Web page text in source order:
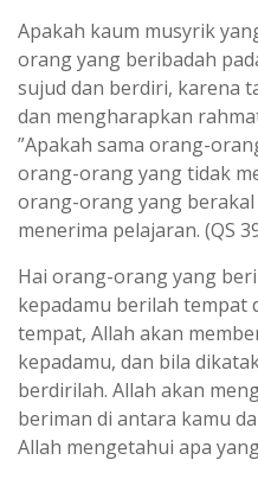
Apakah kaum musyrik
orang yang beribadah
sujud dan berdiri, karena
dan mengharapkan
”Apakah sama orang-
orang-orang yang tidak
orang-orang yang
menerima pelajaran. (QS
Hai orang-orang yang
kepadamu berilah tempat
tempat, Allah akan
kepadamu, dan bila
berdirilah. Allah akan
beriman di antara kamu
Allah mengetahui apa